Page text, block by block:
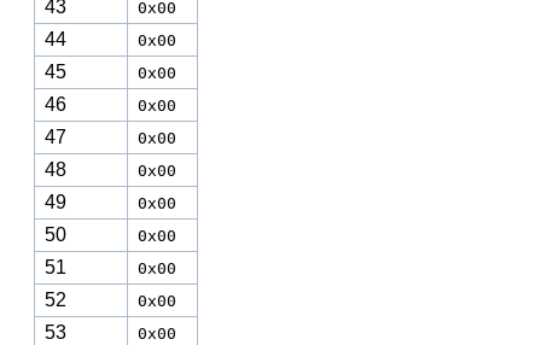
43 0x00
44 0x00
45 0x00
46 0x00
47 0x00
48 0x00
49 0x00
50 0x00
51 0x00
52 0x00
53 0x00